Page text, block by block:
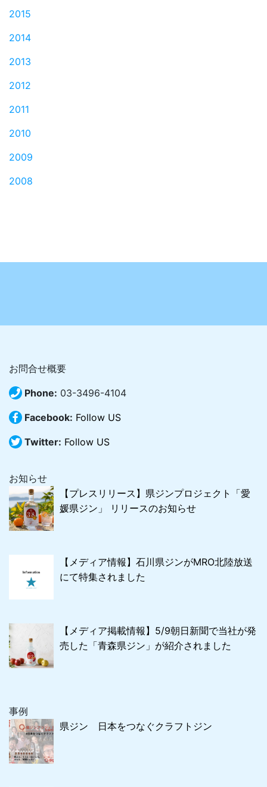
2015
2014
2013
2012
2011
2010
2009
2008
お問合せ概要
Phone: 03-3496-4104
Facebook: Follow US
Twitter: Follow US
お知らせ
【プレスリリース】県ジンプロジェクト「愛
媛県ジン」 リリースのお知らせ
【メディア情報】石川県ジンがMRO北陸放送
にて特集されました
【メディア掲載情報】5/9朝日新聞で当社が発
売した「青森県ジン」が紹介されました
事例
県ジン 日本をつなぐクラフトジン